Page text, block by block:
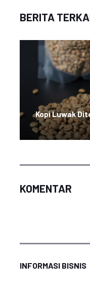
BERITA
Kopi Luwak
KOMENTAR
INFORMASI BISNIS